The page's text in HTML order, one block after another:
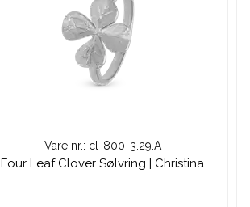
Vare nr.: cl-800-3.29.A
Four Leaf Clover Sølvring | Christina